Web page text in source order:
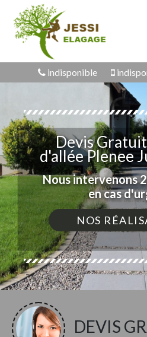
indisponible
Devis
d'allée Plenee
Nous intervenons
en cas
NOS
DEVIS